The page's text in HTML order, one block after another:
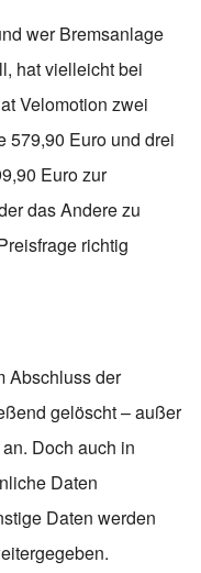
wer Bremsanlage
hat vielleicht bei
Velomotion zwei
579,90 Euro und drei
Euro zur
das Andere zu
richtig
Abschluss der
gelöscht – außer
Doch auch in
Daten
Daten werden